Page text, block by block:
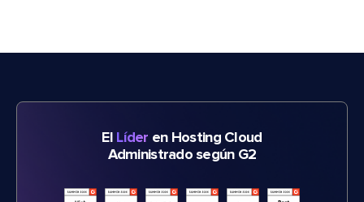
El Líder en Hosting Cloud
Administrado según G2